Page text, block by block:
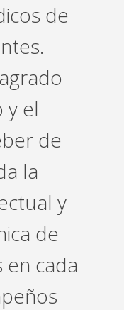
de
y el
de
la
y
de
cada